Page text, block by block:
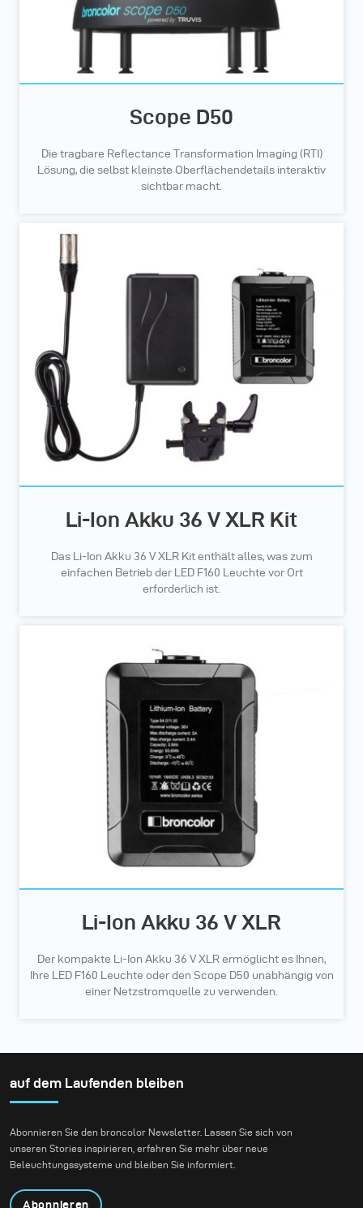
Scope D50
Die tragbare Reflectance Transformation Imaging (RTI)
Lösung, die selbst kleinste Oberflächendetails interaktiv
sichtbar macht.
Li-Ion Akku 36 V XLR Kit
Das Li-Ion Akku 36 V XLR Kit enthält alles, was zum
einfachen Betrieb der LED F160 Leuchte vor Ort
erforderlich ist.
Li-Ion Akku 36 V XLR
Der kompakte Li-Ion Akku 36 V XLR ermöglicht es Ihnen,
Ihre LED F160 Leuchte oder den Scope D50 unabhängig von
einer Netzstromquelle zu verwenden.
auf dem Laufenden bleiben
Abonnieren Sie den broncolor Newsletter. Lassen Sie sich von
unseren Stories inspirieren, erfahren Sie mehr über neue
Beleuchtungssysteme und bleiben Sie informiert.
Abonnieren